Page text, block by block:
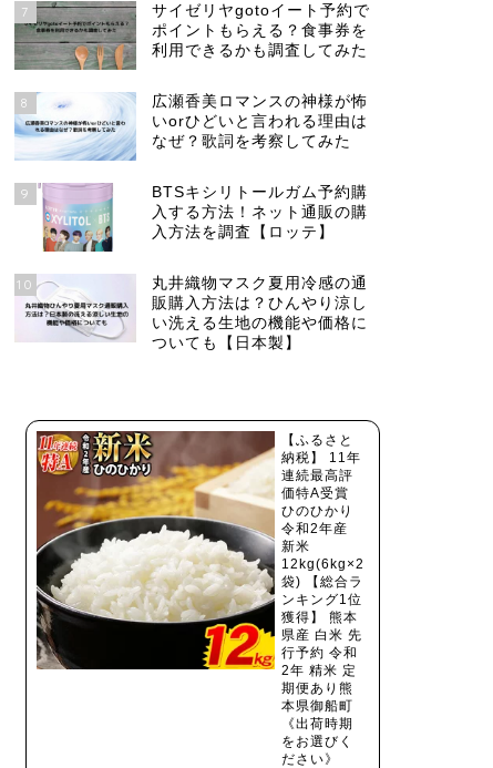
7
サイゼリヤgotoイート予約で
ポイントもらえる？食事券を
利用できるかも調査してみた
8
広瀬香美ロマンスの神様が怖
いorひどいと言われる理由は
なぜ？歌詞を考察してみた
9
BTSキシリトールガム予約購
入する方法！ネット通販の購
入方法を調査【ロッテ】
10
丸井織物マスク夏用冷感の通
販購入方法は？ひんやり涼し
い洗える生地の機能や価格に
ついても【日本製】
【ふるさと
納税】 11年
連続最高評
価特A受賞
ひのひかり
令和2年産
新米
12kg(6kg×2
袋) 【総合ラ
ンキング1位
獲得】 熊本
県産 白米 先
行予約 令和
2年 精米 定
期便あり熊
本県御船町
《出荷時期
をお選びく
ださい》